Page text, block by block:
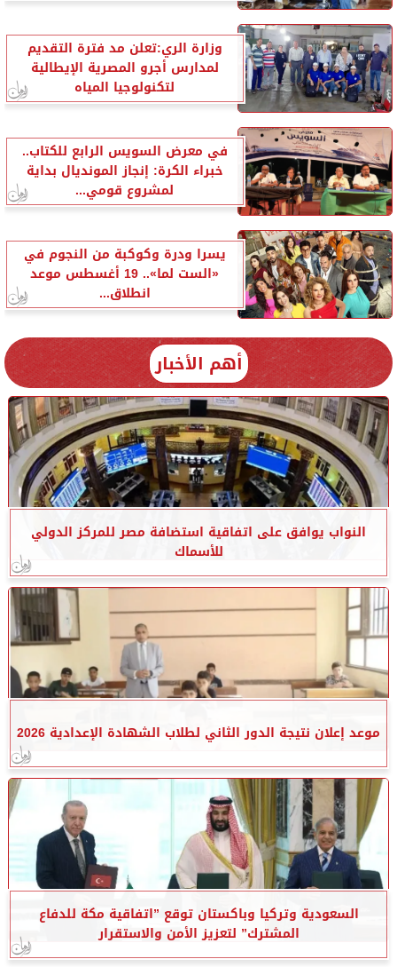
وزارة الري:تعلن مد فترة التقديم
لمدارس أجرو المصرية الإيطالية
لتكنولوجيا المياه
في معرض السويس الرابع للكتاب..
خبراء الكرة: إنجاز المونديال بداية
لمشروع قومي...
يسرا ودرة وكوكبة من النجوم في
«الست لما».. 19 أغسطس موعد
انطلاق...
أهم الأخبار
النواب يوافق على اتفاقية استضافة مصر للمركز الدولي
للأسماك
موعد إعلان نتيجة الدور الثاني لطلاب الشهادة الإعدادية 2026
السعودية وتركيا وباكستان توقع ”اتفاقية مكة للدفاع
المشترك” لتعزيز الأمن والاستقرار